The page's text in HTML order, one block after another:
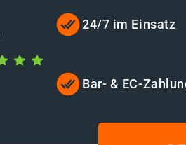
24/7 im Einsatz
Bar- & EC-